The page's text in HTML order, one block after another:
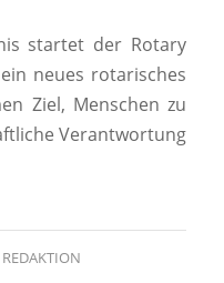
startet der Rotary
neues rotarisches
Ziel, Menschen zu
Verantwortung
REDAKTION